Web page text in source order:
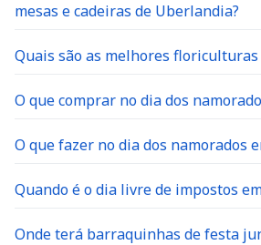
mesas e cadeiras de Uberlandia?
Quais são as melhores
O que comprar no dia dos
O que fazer no dia dos namorados
Quando é o dia livre de impostos
Onde terá barraquinhas de festa